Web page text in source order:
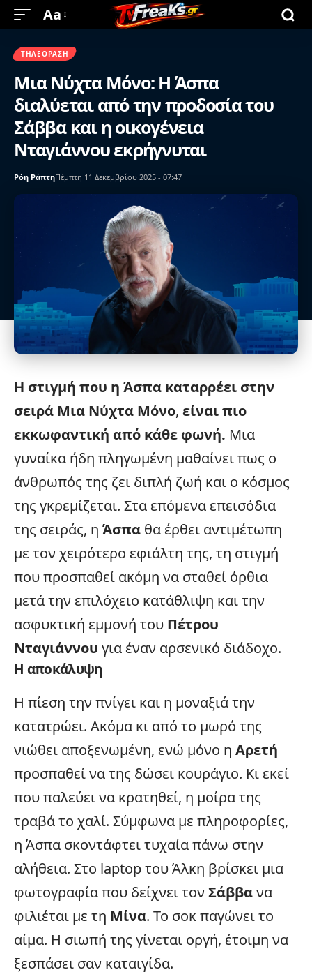
Aa
ΤΗΛΕΌΡΑΣΗ
Μια Νύχτα Μόνο: Η Άσπα
διαλύεται από την προδοσία του
Σάββα και η οικογένεια
Νταγιάννου εκρήγνυται
Ρόη ΡάπτηΠέμπτη 11 Δεκεμβρίου 2025 - 07:47
Η στιγμή που η Άσπα καταρρέει στην
σειρά Μια Νύχτα Μόνο, είναι πιο
εκκωφαντική από κάθε φωνή. Μια
γυναίκα ήδη πληγωμένη μαθαίνει πως ο
άνθρωπός της ζει διπλή ζωή και ο κόσμος
της γκρεμίζεται. Στα επόμενα επεισόδια
της σειράς, η Άσπα θα έρθει αντιμέτωπη
με τον χειρότερο εφιάλτη της, τη στιγμή
που προσπαθεί ακόμη να σταθεί όρθια
μετά την επιλόχειο κατάθλιψη και την
ασφυκτική εμμονή του Πέτρου
Νταγιάννου για έναν αρσενικό διάδοχο.
Η αποκάλυψη
Η πίεση την πνίγει και η μοναξιά την
κατατρώει. Ακόμα κι από το μωρό της
νιώθει αποξενωμένη, ενώ μόνο η Αρετή
προσπαθεί να της δώσει κουράγιο. Κι εκεί
που παλεύει να κρατηθεί, η μοίρα της
τραβά το χαλί. Σύμφωνα με πληροφορίες,
η Άσπα σκοντάφτει τυχαία πάνω στην
αλήθεια. Στο laptop του Άλκη βρίσκει μια
φωτογραφία που δείχνει τον Σάββανα
φιλιέται με τη Μίνα. Το σοκ παγώνει το
αίμα. Η σιωπή της γίνεται οργή, έτοιμη να
ξεσπάσει σαν καταιγίδα.